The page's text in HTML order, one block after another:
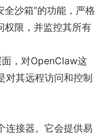
全沙箱”的功能，严格
权限，并监控其所有
面，对OpenClaw这
对其远程访问和控制
连接器。它会提供易